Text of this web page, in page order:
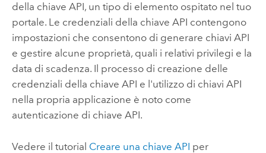
della chiave API, un tipo di elemento ospitato nel tuo
portale. Le credenziali della chiave API contengono
impostazioni che consentono di generare chiavi API
e gestire alcune proprietà, quali i relativi privilegi e la
data di scadenza. Il processo di creazione delle
credenziali della chiave API e l'utilizzo di chiavi API
nella propria applicazione è noto come
autenticazione di chiave API.
Vedere il tutorial Creare una chiave API per